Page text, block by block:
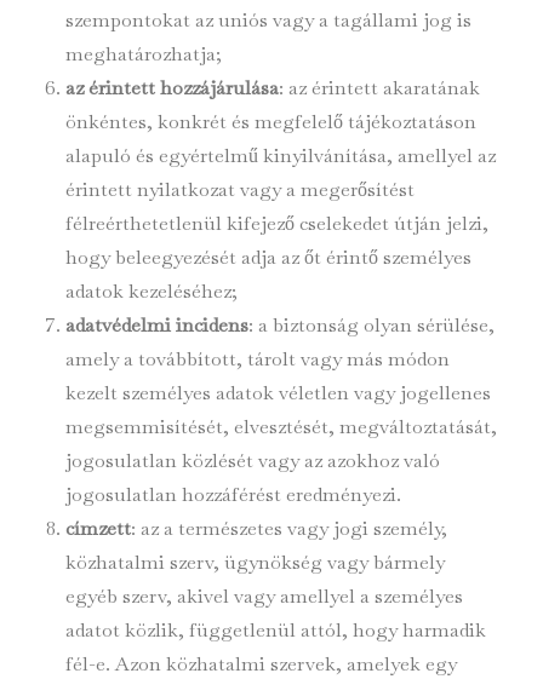
szempontokat az uniós vagy a tagállami jog is
meghatározhatja;
az érintett hozzájárulása: az érintett akaratának
önkéntes, konkrét és megfelelő tájékoztatáson
alapuló és egyértelmű kinyilvánítása, amellyel az
érintett nyilatkozat vagy a megerősítést
félreérthetetlenül kifejező cselekedet útján jelzi,
hogy beleegyezését adja az őt érintő személyes
adatok kezeléséhez;
adatvédelmi incidens: a biztonság olyan sérülése,
amely a továbbított, tárolt vagy más módon
kezelt személyes adatok véletlen vagy jogellenes
megsemmisítését, elvesztését, megváltoztatását,
jogosulatlan közlését vagy az azokhoz való
jogosulatlan hozzáférést eredményezi.
címzett: az a természetes vagy jogi személy,
közhatalmi szerv, ügynökség vagy bármely
egyéb szerv, akivel vagy amellyel a személyes
adatot közlik, függetlenül attól, hogy harmadik
fél-e. Azon közhatalmi szervek, amelyek egy